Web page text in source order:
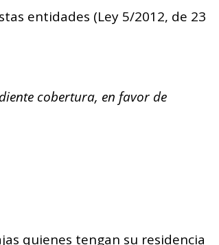
entidades (Ley 5/2012, de 23
cobertura, en favor de
quienes tengan su residencia